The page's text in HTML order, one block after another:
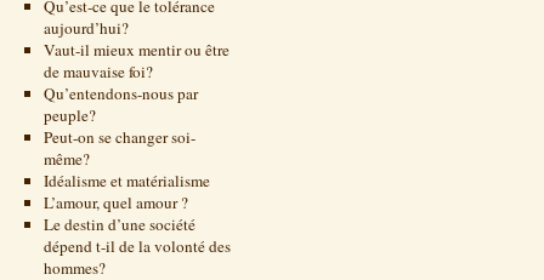
Qu’est-ce que le tolérance
aujourd’hui?
Vaut-il mieux mentir ou être
de mauvaise foi?
Qu’entendons-nous par
peuple?
Peut-on se changer soi-
même?
Idéalisme et matérialisme
L’amour, quel amour ?
Le destin d’une société
dépend t-il de la volonté des
hommes?